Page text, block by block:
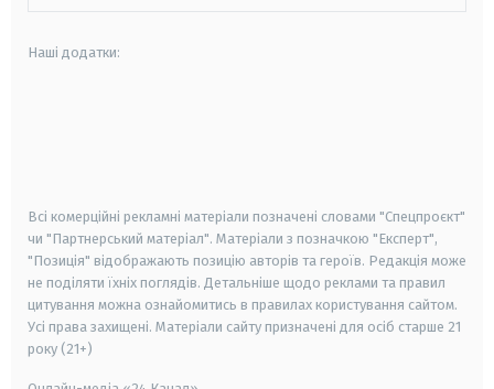
Наші додатки:
Всі комерційні рекламні матеріали позначені словами "Спецпроєкт"
чи "Партнерський матеріал". Матеріали з позначкою "Експерт",
"Позиція" відображають позицію авторів та героїв. Редакція може
не поділяти їхніх поглядів. Детальніше щодо реклами та правил
цитування можна ознайомитись в правилах користування сайтом.
Усі права захищені. Матеріали сайту призначені для осіб старше 21
року (21+)